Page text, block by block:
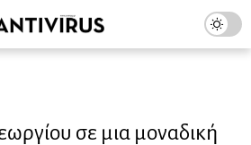
σε μια μοναδική